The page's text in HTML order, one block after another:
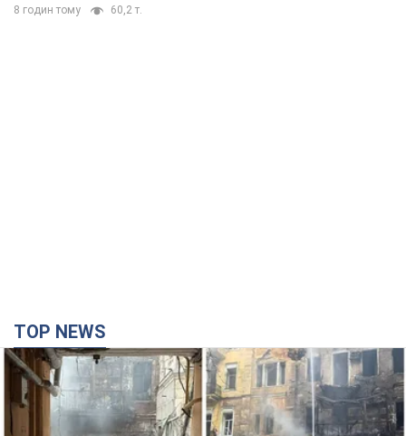
8 годин тому 60,2 т.
TOP NEWS